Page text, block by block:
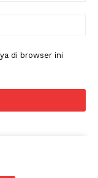
di browser ini